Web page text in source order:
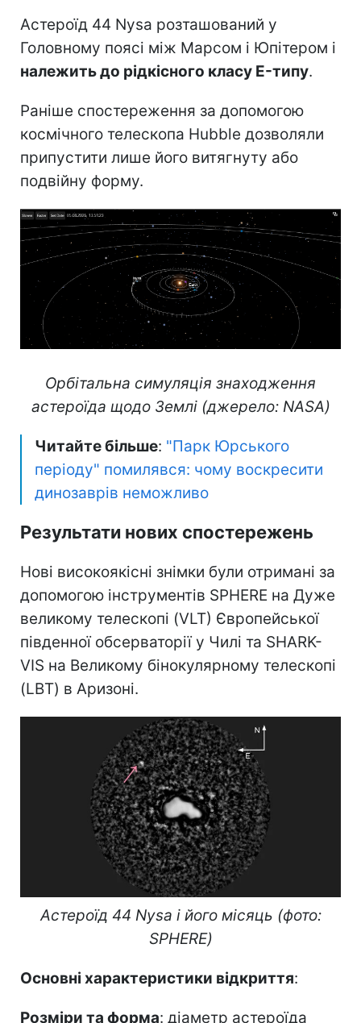
Астероїд 44 Nysa розташований у
Головному поясі між Марсом і Юпітером і
належить до рідкісного класу E-типу.
Раніше спостереження за допомогою
космічного телескопа Hubble дозволяли
припустити лише його витягнуту або
подвійну форму.
Орбітальна симуляція знаходження
астероїда щодо Землі (джерело: NASA)
Читайте більше: "Парк Юрського
періоду" помилявся: чому воскресити
динозаврів неможливо
Результати нових спостережень
Нові високоякісні знімки були отримані за
допомогою інструментів SPHERE на Дуже
великому телескопі (VLT) Європейської
південної обсерваторії у Чилі та SHARK-
VIS на Великому бінокулярному телескопі
(LBT) в Аризоні.
Астероїд 44 Nysa і його місяць (фото:
SPHERE)
Основні характеристики відкриття:
Розміри та форма: діаметр астероїда